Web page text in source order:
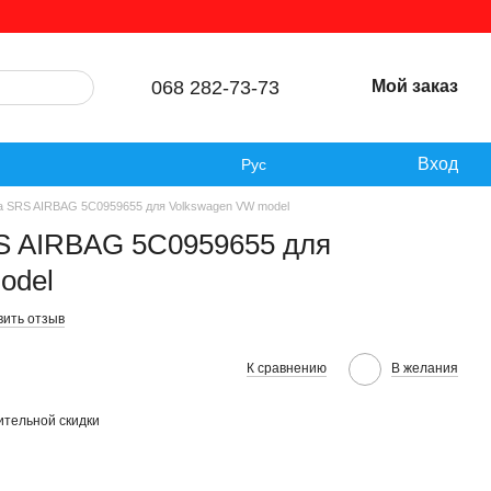
068 282-73-73 Мой заказ
Рус Вход
SRS AIRBAG 5C0959655 для Volkswagen VW model
AIRBAG 5C0959655 для
отзыв
К сравнению В желания
скидки